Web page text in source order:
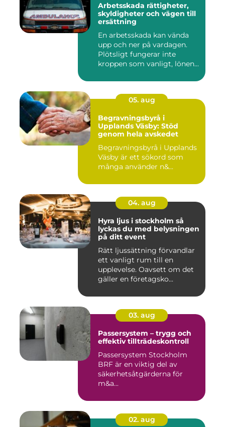
Arbetsskada rättigheter,
skyldigheter och vägen till
ersättning
En arbetsskada kan vända
upp och ner på vardagen.
Plötsligt fungerar inte
kroppen som vanligt, lönen...
05. aug
Begravningsbyrå i
Upplands Väsby: Stöd
genom hela avskedet
Begravningsbyrå i Upplands
Väsby är ett sökord som
många använder n&...
04. aug
Hyra ljus i stockholm så
lyckas du med belysningen
på ditt event
Rätt ljussättning förvandlar
ett vanligt rum till en
upplevelse. Oavsett om det
gäller en företagsko...
03. aug
Passersystem – trygg och
effektiv tillträdeskontroll
Passersystem Stockholm
BRF är en viktig del av
säkerhetsåtgärderna för
m&a...
02. aug